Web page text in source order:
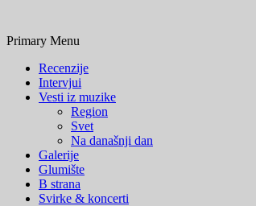
Primary Menu
Recenzije
Intervjui
Vesti iz muzike
Region
Svet
Na današnji dan
Galerije
Glumište
B strana
Svirke & koncerti